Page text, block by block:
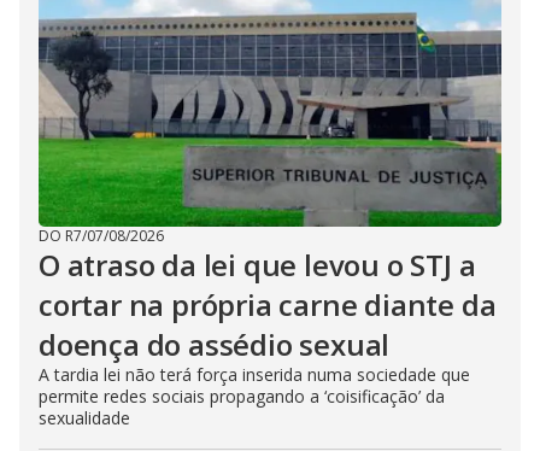
DO R7/07/08/2026
O atraso da lei que levou o STJ a
cortar na própria carne diante da
doença do assédio sexual
A tardia lei não terá força inserida numa sociedade que
permite redes sociais propagando a ‘coisificação’ da
sexualidade